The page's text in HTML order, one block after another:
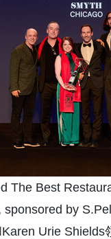
The Best
by
Urie